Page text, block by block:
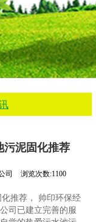
污泥固化推荐
司 浏览次数:1100
推荐， 帅印环保经
司已建立完善的服